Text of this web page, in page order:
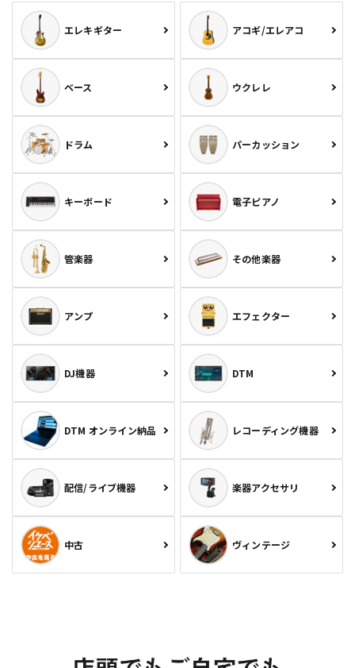
エレキギター アコギ/エレアコ
ベース ウクレレ
ドラム パーカッション
キーボード 電子ピアノ
管楽器 その他楽器
アンプ エフェクター
DJ機器 DTM
DTM オンライン納品 レコーディング機器
配信/ライブ機器 楽器アクセサリ
中古 ヴィンテージ